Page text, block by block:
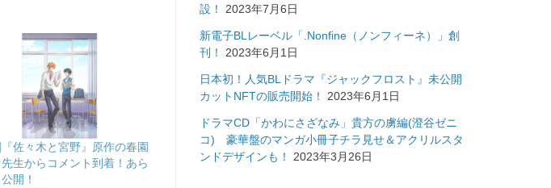
佐々木と宮野』原作の春園
生からコメント到着！あら
開！
設！
2023年7月6日
新電子BLレーベル「.Nonfine（ノンフィーネ）」創
刊！
2023年6月1日
日本初！人気BLドラマ『ジャックフロスト』未公開
カットNFTの販売開始！
2023年6月1日
ドラマCD「かわにさざなみ」貴方の虜編(澄谷ゼニ
コ) 豪華盤のマンガ小冊子チラ見せ＆アクリルスタ
ンドデザインも！
2023年3月26日